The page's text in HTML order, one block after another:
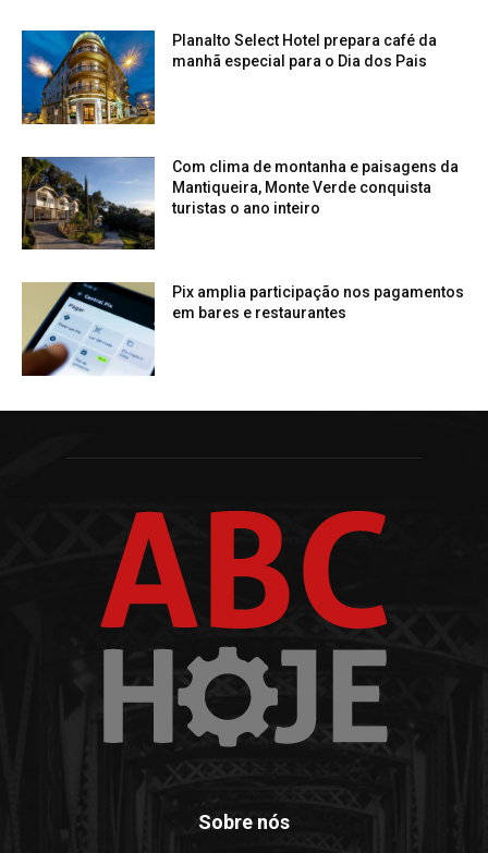
Planalto Select Hotel prepara café da
manhã especial para o Dia dos Pais
Com clima de montanha e paisagens da
Mantiqueira, Monte Verde conquista
turistas o ano inteiro
Pix amplia participação nos pagamentos
em bares e restaurantes
Sobre nós